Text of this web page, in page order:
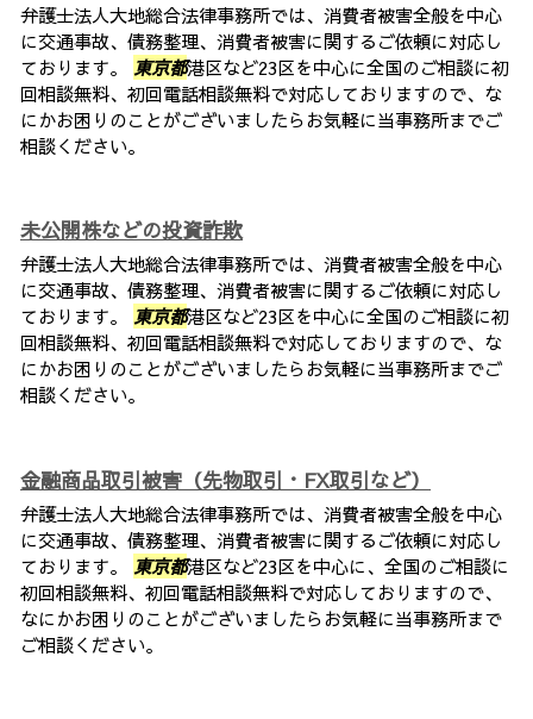
弁護士法人大地総合法律事務所では、消費者被害全般を中心
に交通事故、債務整理、消費者被害に関するご依頼に対応し
ております。 東京都港区など23区を中心に全国のご相談に初
回相談無料、初回電話相談無料で対応しておりますので、な
にかお困りのことがございましたらお気軽に当事務所までご
相談ください。
未公開株などの投資詐欺
弁護士法人大地総合法律事務所では、消費者被害全般を中心
に交通事故、債務整理、消費者被害に関するご依頼に対応し
ております。 東京都港区など23区を中心に全国のご相談に初
回相談無料、初回電話相談無料で対応しておりますので、な
にかお困りのことがございましたらお気軽に当事務所までご
相談ください。
金融商品取引被害（先物取引・FX取引など）
弁護士法人大地総合法律事務所では、消費者被害全般を中心
に交通事故、債務整理、消費者被害に関するご依頼に対応し
ております。 東京都港区など23区を中心に、全国のご相談に
初回相談無料、初回電話相談無料で対応しておりますので、
なにかお困りのことがございましたらお気軽に当事務所まで
ご相談ください。